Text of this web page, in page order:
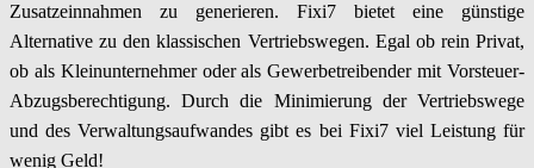
Zusatzeinnahmen zu generieren. Fixi7 bietet eine günstige
Alternative zu den klassischen Vertriebswegen. Egal ob rein Privat,
ob als Kleinunternehmer oder als Gewerbetreibender mit Vorsteuer-
Abzugsberechtigung. Durch die Minimierung der Vertriebswege
und des Verwaltungsaufwandes gibt es bei Fixi7 viel Leistung für
wenig Geld!